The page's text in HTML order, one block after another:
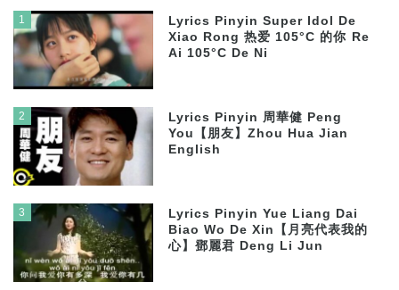
1
Lyrics Pinyin Super Idol De
Xiao Rong 热爱 105°C 的你 Re
Ai 105°C De Ni
2
Lyrics Pinyin 周華健 Peng
You【朋友】Zhou Hua Jian
English
3
Lyrics Pinyin Yue Liang Dai
Biao Wo De Xin【月亮代表我的
心】鄧麗君 Deng Li Jun